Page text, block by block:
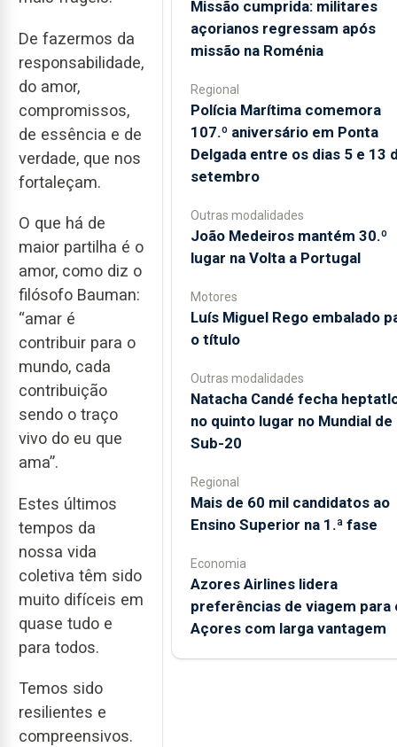
De fazermos da
responsabilidade,
do amor,
compromissos,
de essência e de
verdade, que nos
fortaleçam.
O que há de
maior partilha é o
amor, como diz o
filósofo Bauman:
“amar é
contribuir para o
mundo, cada
contribuição
sendo o traço
vivo do eu que
ama”.
Estes últimos
tempos da
nossa vida
coletiva têm sido
muito difíceis em
quase tudo e
para todos.
Temos sido
resilientes e
compreensivos.
Missão cumprida: militares
açorianos regressam após
missão na Roménia
Regional
Polícia Marítima comemora
107.º aniversário em Ponta
Delgada entre os dias 5 e 13
setembro
Outras modalidades
João Medeiros mantém 30.º
lugar na Volta a Portugal
Motores
Luís Miguel Rego embalado
o título
Outras modalidades
Natacha Candé fecha
no quinto lugar no Mundial de
Sub-20
Regional
Mais de 60 mil candidatos ao
Ensino Superior na 1.ª fase
Economia
Azores Airlines lidera
preferências de viagem para
Açores com larga vantagem